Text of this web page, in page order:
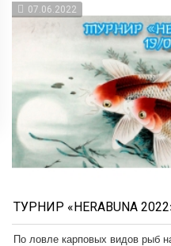
07.06.2022
ТУРНИР «HERABUNA
По ловле карповых видов рыб